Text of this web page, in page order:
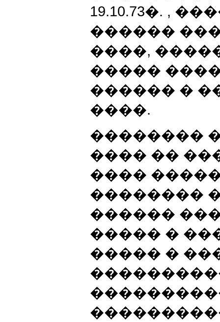
19.10.73�. ,
������
����,
�����
������ �
����.
��������
���� ��
����
��������
������
����� �
����� �